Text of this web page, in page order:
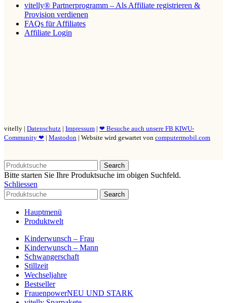
vitelly® Partnerprogramm – Als Affiliate registrieren &
Provision verdienen
FAQs für Affiliates
Affiliate Login
vitelly | Datenschutz | Impressum | ❤ Besuche auch unsere FB KIWU-
Community ❤ | Mastodon | Website wird gewartet von computermobil.com
Search
Bitte starten Sie Ihre Produktsuche im obigen Suchfeld.
Schliessen
Search
Hauptmenü
Produktwelt
Kinderwunsch – Frau
Kinderwunsch – Mann
Schwangerschaft
Stillzeit
Wechseljahre
Bestseller
FrauenpowerNEU UND STARK